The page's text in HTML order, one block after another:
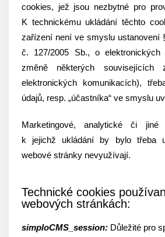
cookies, jež jsou nezbytné pro
K technickému ukládání těchto
zařízení není ve smyslu ustanovení
č. 127/2005 Sb., o
změně některých souvisejících
elektronických komunikacích),
údajů, resp. „účastníka“ ve smyslu
Marketingové, analytické či jiné
k jejichž ukládání by bylo třeba
webové stránky nevyužívají.
Technické cookies
webových stránkách:
simploCMS_session: Důležité pro